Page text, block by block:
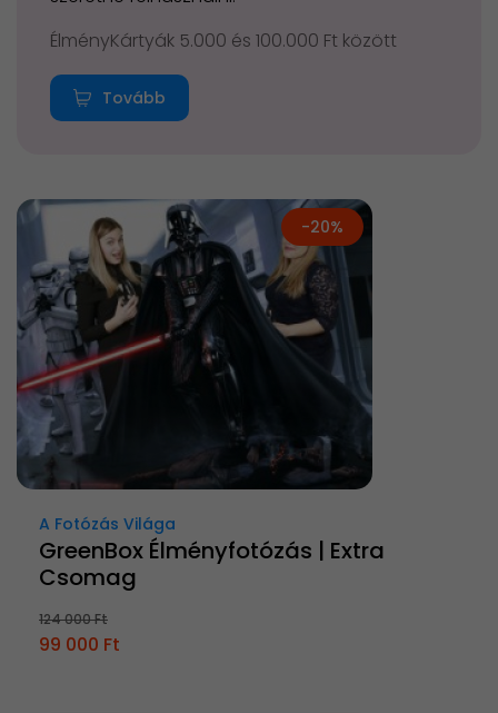
ÉlményKártyák 5.000 és 100.000 Ft között
Tovább
-20%
A Fotózás Világa
GreenBox Élményfotózás | Extra
Csomag
124 000 Ft
99 000 Ft